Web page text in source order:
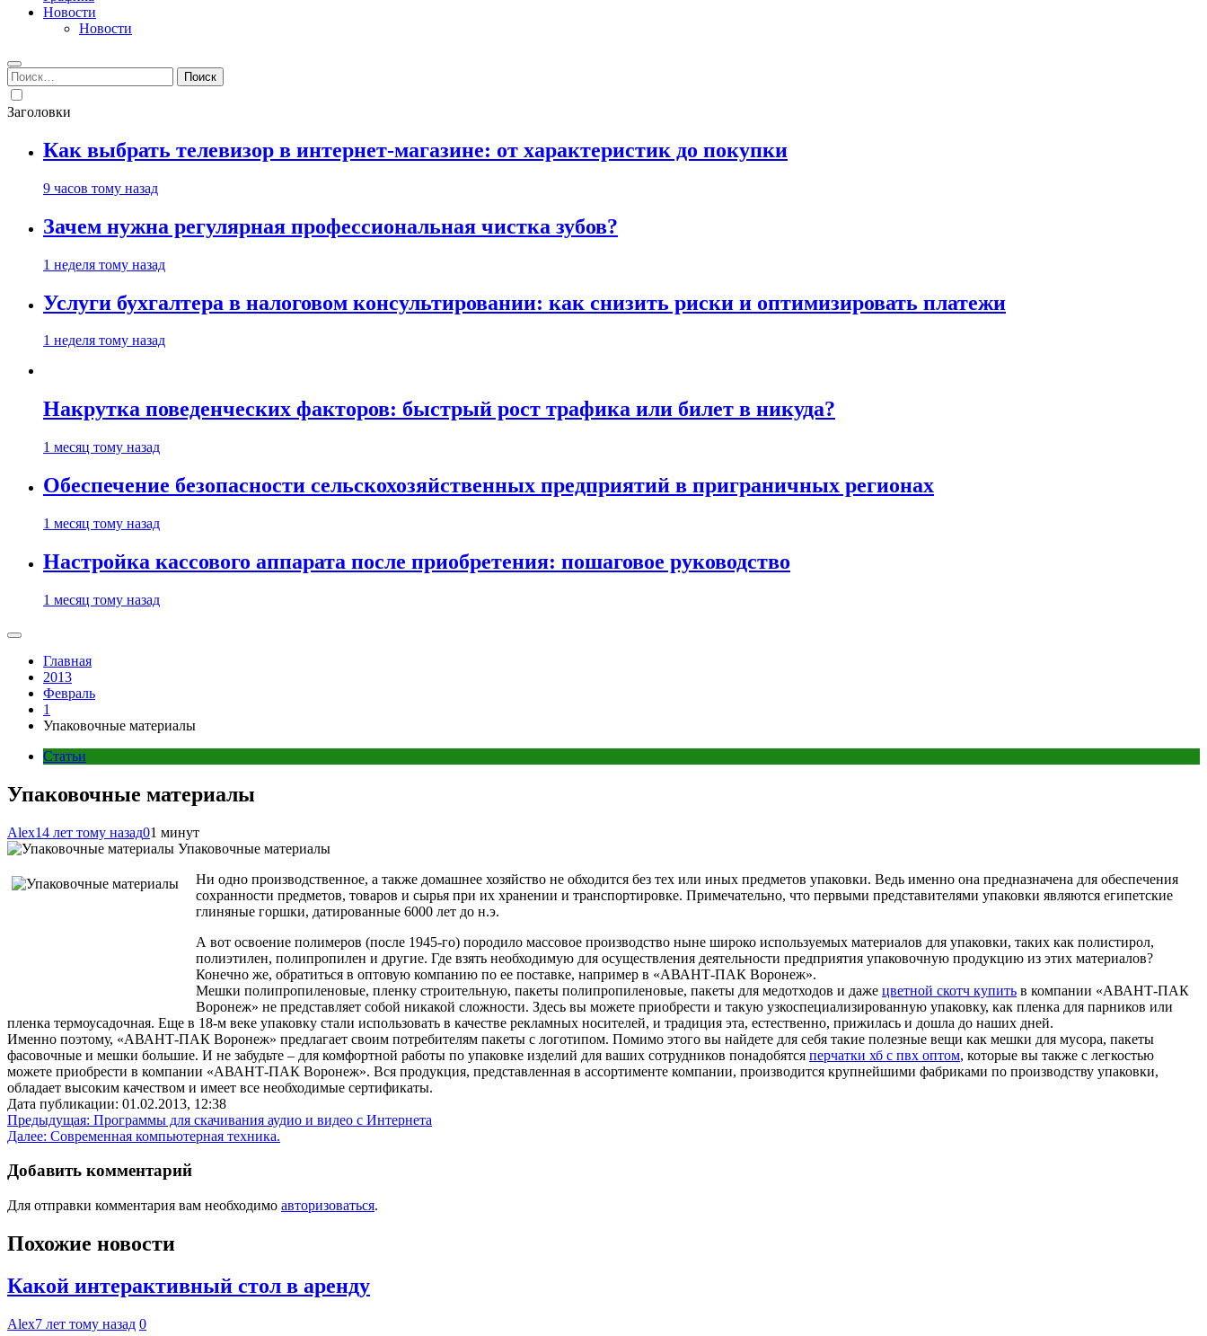
Новости
Новости
Найти:
Заголовки
Как выбрать телевизор в интернет-магазине: от характеристик до покупки
9 часов тому назад
Зачем нужна регулярная профессиональная чистка зубов?
1 неделя тому назад
Услуги бухгалтера в налоговом консультировании: как снизить риски и оптимизировать платежи
1 неделя тому назад
Накрутка поведенческих факторов: быстрый рост трафика или билет в никуда?
1 месяц тому назад
Обеспечение безопасности сельскохозяйственных предприятий в приграничных регионах
1 месяц тому назад
Настройка кассового аппарата после приобретения: пошаговое руководство
1 месяц тому назад
Главная
2013
Февраль
1
Упаковочные материалы
Статьи
Упаковочные материалы
Alex14 лет тому назад01 минут
Упаковочные материалы
Ни одно производственное, а также домашнее хозяйство не обходится без тех или иных предметов упаковки. Ведь именно она предназначена для обеспечения
сохранности предметов, товаров и сырья при их хранении и транспортировке. Примечательно, что первыми представителями упаковки являются египетские
глиняные горшки, датированные 6000 лет до н.э.
А вот освоение полимеров (после 1945-го) породило массовое производство ныне широко используемых материалов для упаковки, таких как полистирол,
полиэтилен, полипропилен и другие. Где взять необходимую для осуществления деятельности предприятия упаковочную продукцию из этих материалов?
Конечно же, обратиться в оптовую компанию по ее поставке, например в «АВАНТ-ПАК Воронеж».
Мешки полипропиленовые, пленку строительную, пакеты полипропиленовые, пакеты для медотходов и даже цветной скотч купить в компании «АВАНТ-ПАК
Воронеж» не представляет собой никакой сложности. Здесь вы можете приобрести и такую узкоспециализированную упаковку, как пленка для парников или
пленка термоусадочная. Еще в 18-м веке упаковку стали использовать в качестве рекламных носителей, и традиция эта, естественно, прижилась и дошла до наших дней.
Именно поэтому, «АВАНТ-ПАК Воронеж» предлагает своим потребителям пакеты с логотипом. Помимо этого вы найдете для себя такие полезные вещи как мешки для мусора, пакеты
фасовочные и мешки большие. И не забудьте – для комфортной работы по упаковке изделий для ваших сотрудников понадобятся перчатки хб с пвх оптом, которые вы также с легкостью
можете приобрести в компании «АВАНТ-ПАК Воронеж». Вся продукция, представленная в ассортименте компании, производится крупнейшими фабриками по производству упаковки,
обладает высоким качеством и имеет все необходимые сертификаты.
Дата публикации: 01.02.2013, 12:38
Навигация
по
записям
Предыдущая: Программы для скачивания аудио и видео с Интернета
Далее: Современная компьютерная техника.
Добавить комментарий
Для отправки комментария вам необходимо авторизоваться.
Похожие новости
Какой интерактивный стол в аренду
Alex7 лет тому назад 0